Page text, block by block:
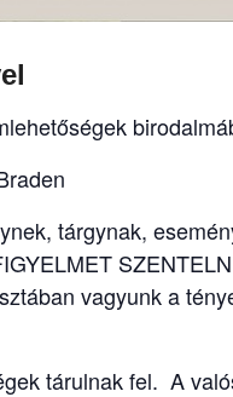
tárgynak,
vagyunk a
tárulnak fel. A